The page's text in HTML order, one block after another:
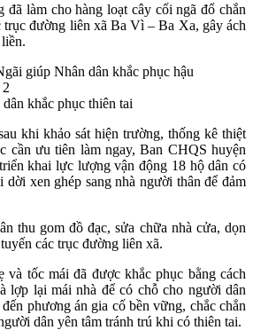
làm cho hàng loạt cây cối ngã đổ chắn
trục đường liên xã Ba Vì – Ba Xa, gây ách
khắc phục thiên tai
khi khảo sát hiện trường, thống kê thiệt
cần ưu tiên làm ngay, Ban CHQS huyện
khai lực lượng vận động 18 hộ dân có
dời xen ghép sang nhà người thân để đảm
thu gom đồ đạc, sửa chữa nhà cửa, dọn
các trục đường liên xã.
và tốc mái đã được khắc phục bằng cách
lợp lại mái nhà để có chỗ cho người dân
phương án gia cố bền vững, chắc chắn
dân yên tâm tránh trú khi có thiên tai.